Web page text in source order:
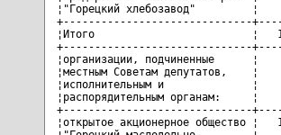
¦"Горецкий хлебозавод"
+------------------------------
¦Итого                         ¦
+------------------------------
¦организации, подчиненные
¦местным Советам
¦исполнительным и
¦распорядительным
+------------------------------
¦открытое акционерное общество